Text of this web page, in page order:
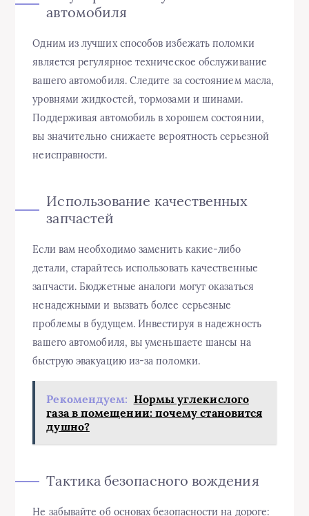
автомобиля
Одним из лучших способов избежать поломки
является регулярное техническое обслуживание
вашего автомобиля. Следите за состоянием масла,
уровнями жидкостей, тормозами и шинами.
Поддерживая автомобиль в хорошем состоянии,
вы значительно снижаете вероятность серьезной
неисправности.
Использование качественных
запчастей
Если вам необходимо заменить какие-либо
детали, старайтесь использовать качественные
запчасти. Бюджетные аналоги могут оказаться
ненадежными и вызвать более серьезные
проблемы в будущем. Инвестируя в надежность
вашего автомобиля, вы уменьшаете шансы на
быструю эвакуацию из-за поломки.
Рекомендуем: Нормы углекислого
газа в помещении: почему становится
душно?
Тактика безопасного вождения
Не забывайте об основах безопасности на дороге: